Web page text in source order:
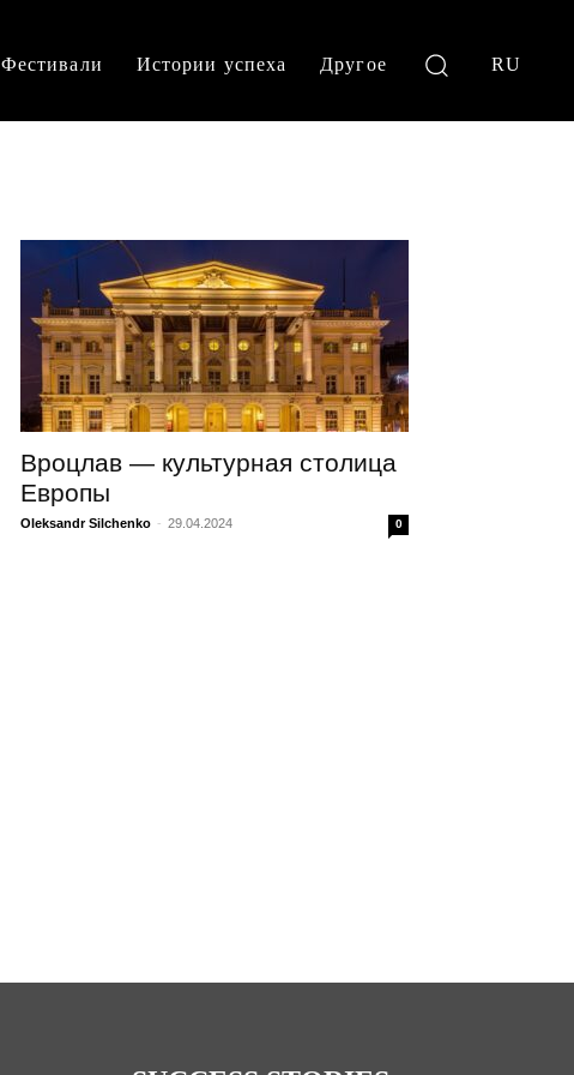
Фестивали Истории успеха Другое RU
Вроцлав — культурная столица
Европы
Oleksandr Silchenko - 29.04.2024 0